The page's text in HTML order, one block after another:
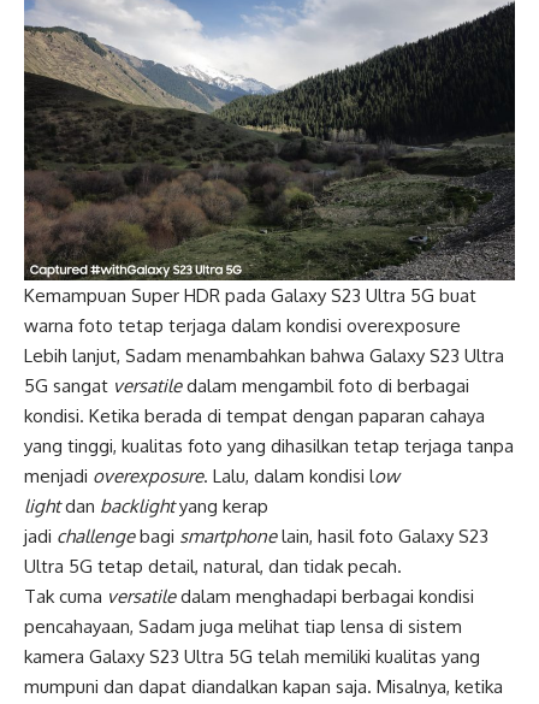
Kemampuan Super HDR pada Galaxy S23 Ultra 5G buat
warna foto tetap terjaga dalam kondisi overexposure
Lebih lanjut, Sadam menambahkan bahwa Galaxy S23 Ultra
5G sangat versatiledalam mengambil foto di berbagai
kondisi. Ketika berada di tempat dengan paparan cahaya
yang tinggi, kualitas foto yang dihasilkan tetap terjaga tanpa
menjadi overexposure. Lalu, dalam kondisi low
lightdan backlightyang kerap
jadi challengebagi smartphonelain, hasil foto Galaxy S23
Ultra 5G tetap detail, natural, dan tidak pecah.
Tak cuma versatiledalam menghadapi berbagai kondisi
pencahayaan, Sadam juga melihat tiap lensa di sistem
kamera Galaxy S23 Ultra 5G telah memiliki kualitas yang
mumpuni dan dapat diandalkan kapan saja. Misalnya, ketika